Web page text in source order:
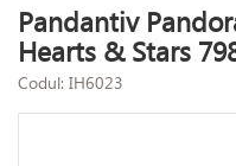
Pandantiv
Hearts & Stars
Codul: IH6023